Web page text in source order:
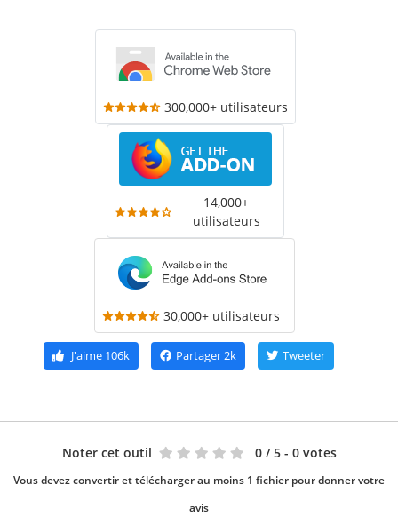
300,000+ utilisateurs
14,000+
utilisateurs
30,000+ utilisateurs
J'aime106k Partager2k Tweeter
Noter cet outil 0 / 5 - 0 votes
Vous devez convertir et télécharger au moins 1 fichier pour donner votre
avis